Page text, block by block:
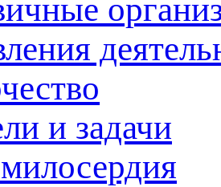
и задачи